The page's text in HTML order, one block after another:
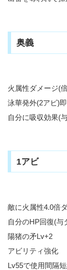
奥義
火属性ダメージ(
泳華発外(2アビ)
自分に吸収効果(
1アビ
敵に火属性4.0倍
自分のHP回復(与
陽猪の矛Lv+2
アビリティ強化
Lv55で使用間隔